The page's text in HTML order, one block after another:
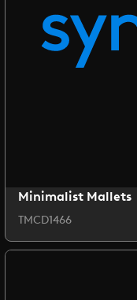
Minimalist Mallets
TMCD1466